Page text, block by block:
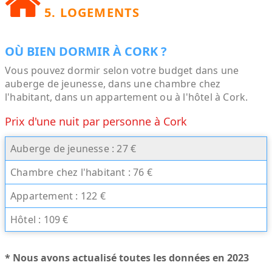
5. LOGEMENTS
OÙ BIEN DORMIR À CORK ?
Vous pouvez dormir selon votre budget dans une
auberge de jeunesse, dans une chambre chez
l'habitant, dans un appartement ou à l'hôtel à Cork.
Prix d'une nuit par personne à Cork
Auberge de jeunesse : 27 €
Chambre chez l'habitant : 76 €
Appartement : 122 €
Hôtel : 109 €
* Nous avons actualisé toutes les données en 2023